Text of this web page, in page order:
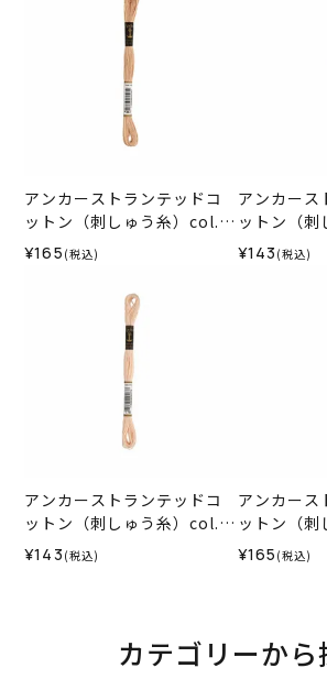
アンカーストランテッドコ
ットン（刺しゅう糸）col.0
367
¥165 (税込)
アンカース
ットン（
942
¥143 (税込)
アンカーストランテッドコ
ットン（刺しゅう糸）col.0
778
¥143 (税込)
アンカース
ットン（
852
¥165 (税込)
カテゴリーから